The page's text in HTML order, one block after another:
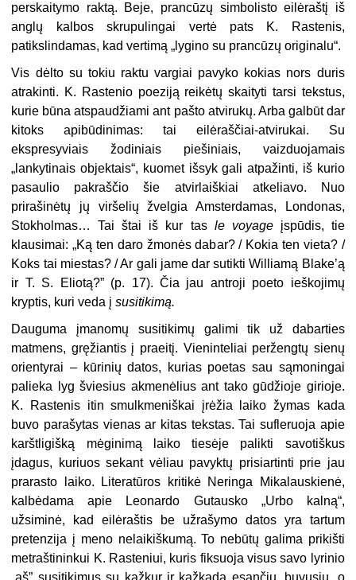
perskaitymo raktą. Beje, prancūzų simbolisto ei­lėraštį iš
anglų kalbos skrupulingai vertė pats K. Rastenis,
patikslinda­mas, kad vertimą „lygino su prancūzų originalu“.
Vis dėlto su tokiu raktu vargiai pavyko kokias nors duris
atrakinti. K. Rastenio poeziją reikėtų skaityti tarsi tekstus,
kurie būna atspaudžiami ant pašto atvirukų. Arba galbūt dar
kitoks apibūdinimas: tai eilėraščiai-atvirukai. Su
ekspresyviais žodiniais piešiniais, vaizduojamais
„lankytinais objektais“, kuomet išsyk gali atpažinti, iš kurio
pasaulio pakraščio šie atvir­laiškiai atkeliavo. Nuo
prirašinėtų jų viršelių žvelgia Amsterdamas, Londo­nas,
Stokholmas… Tai štai iš kur tasle voyageįspūdis, tie
klausimai: „Ką ten daro žmonės dabar? / Kokia ten vieta? /
Koks tai miestas? / Ar gali jame dar sutikti Williamą Blake’ą
ir T. S. Eliotą?” (p. 17). Čia jau antroji poeto ieško­jimų
kryptis, kuri veda į susitikimą.
Dauguma įmanomų susitikimų galimi tik už dabarties
matmens, gręžiantis į praeitį. Vieninteliai per­žengtų sienų
orientyrai – kūrinių datos, kurias poetas sau sąmoningai
palieka lyg šviesius akmenėlius ant tako gūdžioje girioje.
K. Rastenis itin smulkmeniškai įrėžia laiko žymas kada
buvo parašytas vienas ar kitas tekstas. Tai sufleruoja apie
karštli­gišką mėginimą laiko tiesėje palikti savotiškus
įdagus, kuriuos sekant vė­liau pavyktų prisiartinti prie jau
pra­rasto laiko. Literatūros kritikė Neringa Mikalauskienė,
kalbėdama apie Leonardo Gutausko „Urbo kalną“,
užsiminė, kad eilėraštis be užrašymo datos yra tartum
pretenzija į meno nelaikiškumą. To nebūtų galima pri­kišti
metraštininkui K. Rasteniui, kuris fiksuoja visus savo lyrinio